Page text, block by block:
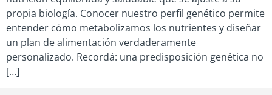
propia biología. Conocer nuestro perfil genético permite
entender cómo metabolizamos los nutrientes y diseñar
un plan de alimentación verdaderamente
personalizado. Recordá: una predisposición genética no
[…]